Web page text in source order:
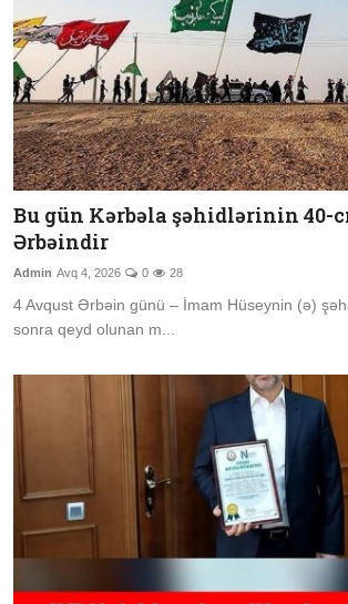
Bu gün Kərbəla şəhidlərinin 40-
Ərbəindir
Admin Avq 4, 2026 0 28
4 Avqust Ərbəin günü – İmam Hüseynin (ə)
sonra qeyd olunan m...